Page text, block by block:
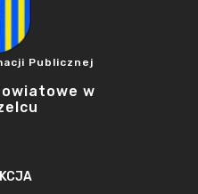
Publicznej
w